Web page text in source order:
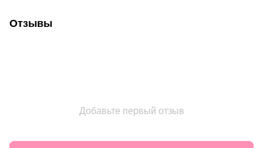
Отзывы
Добавьте первый отзыв